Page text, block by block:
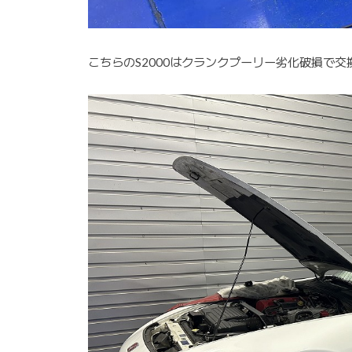
こちらのS2000はクランクプーリー劣化破損で交